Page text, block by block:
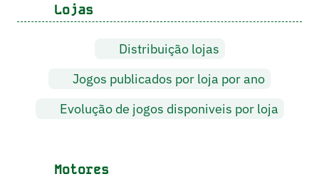
Lojas
Distribuição lojas
Jogos publicados por loja por ano
Evolução de jogos disponiveis por loja
Motores